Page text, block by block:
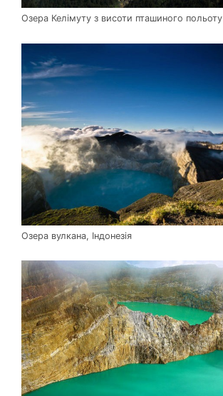
Озера Келімуту з висоти пташиного польоту
Озера вулкана, Індонезія